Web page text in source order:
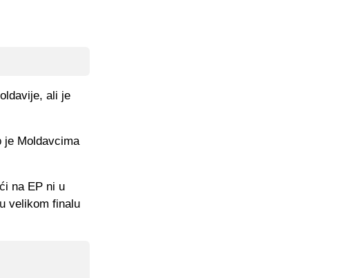
ali je
je Moldavcima
na EP ni u
velikom finalu